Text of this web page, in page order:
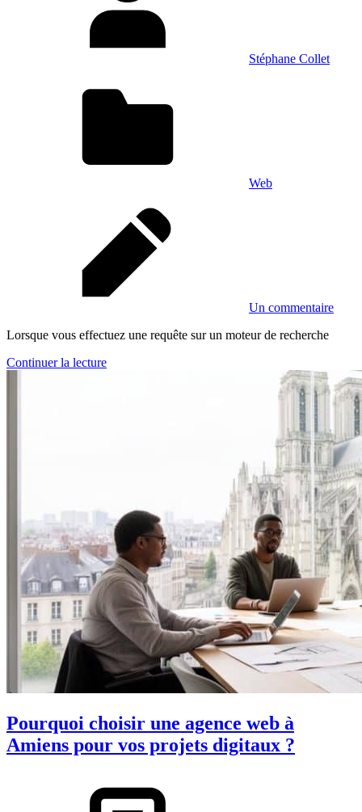
Stéphane Collet
Web
Un commentaire
Lorsque vous effectuez une requête sur un moteur de recherche
Continuer la lecture
Pourquoi choisir une agence web à
Amiens pour vos projets digitaux ?